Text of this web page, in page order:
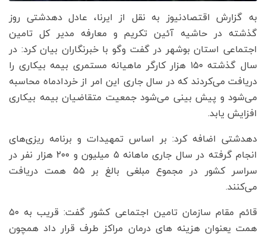
به گزارش اقتصادنیوز به نقل از ایرنا، عادل دهدشتی روز
گذشته در حاشیه آئین تکریم و معارفه مدیر کل تامین
اجتماعی استان بوشهر در گفت وگو با خبرنگاران بیان کرد: در
سال گذشته ۱۵۰ هزار کارگر ماهیانه مستمری بیمه بیکاری را
دریافت می‌کردند که در سال جاری این امر از خردادماه محاسبه
می‌شود و پیش بینی می‌شود جمعیت متقاضیان بیمه بیکاری
افزایش یابد.
دهدشتی اضافه کرد: بر اساس تمهیدات و برنامه ریزی‌های
انجام گرفته در سال جاری ماهانه ۵ میلیون و ۲۰۰ هزار نفر در
سراسر کشور در مجموع مبلغی بالغ بر ۵۵ همت دریافت
می‌کنند.
قائم مقام سازمان تامین اجتماعی کشور گفت: قریب به ۵۰
همت یعنوان هزینه های درمان مراکز طرف قرار داد همچون